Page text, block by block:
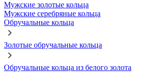
Мужские золотые кольца
Мужские серебряные кольца
Обручальные кольца
Золотые обручальные кольца
Обручальные кольца из белого золота